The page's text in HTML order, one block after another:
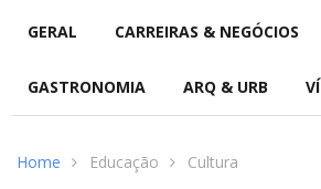
GERAL CARREIRAS & NEGÓCIOS
GASTRONOMIA ARQ & URB
Home Educação Cultura